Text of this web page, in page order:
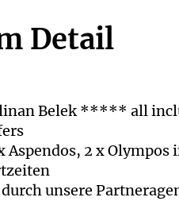
Detail
Belek ***** all
Aspendos, 2 x Olympos
unsere